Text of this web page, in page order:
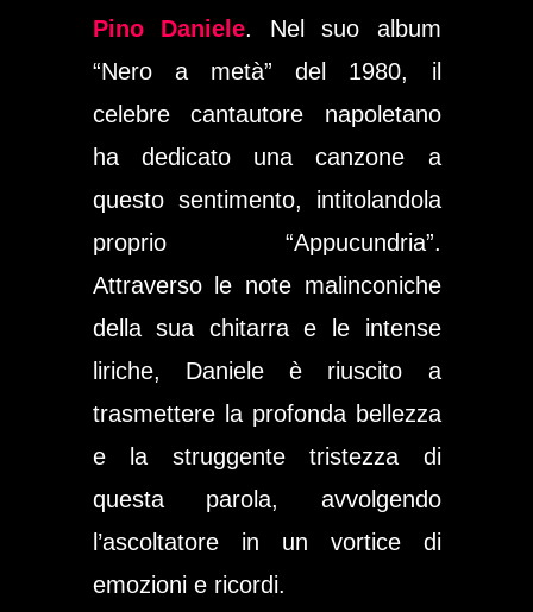
Pino Daniele. Nel suo album
“Nero a metà” del 1980, il
celebre cantautore napoletano
ha dedicato una canzone a
questo sentimento, intitolandola
proprio “Appucundria”.
Attraverso le note malinconiche
della sua chitarra e le intense
liriche, Daniele è riuscito a
trasmettere la profonda bellezza
e la struggente tristezza di
questa parola, avvolgendo
l’ascoltatore in un vortice di
emozioni e ricordi.